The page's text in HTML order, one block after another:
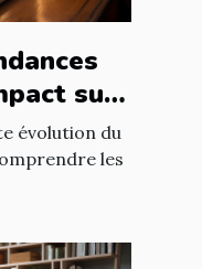
sur
le web
évolution du
les